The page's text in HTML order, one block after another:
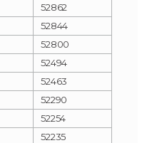
52862
52844
52800
52494
52463
52290
52254
52235